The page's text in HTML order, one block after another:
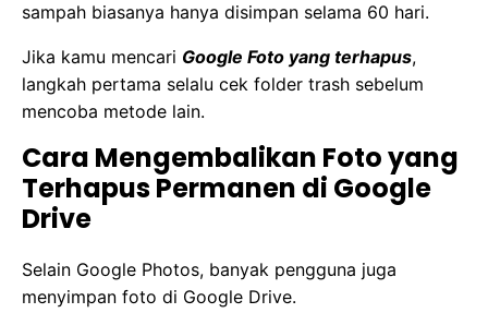
sampah biasanya hanya disimpan selama 60 hari.
Jika kamu mencari Google Foto yang terhapus,
langkah pertama selalu cek folder trash sebelum
mencoba metode lain.
Cara Mengembalikan Foto yang
Terhapus Permanen di Google
Drive
Selain Google Photos, banyak pengguna juga
menyimpan foto di Google Drive.